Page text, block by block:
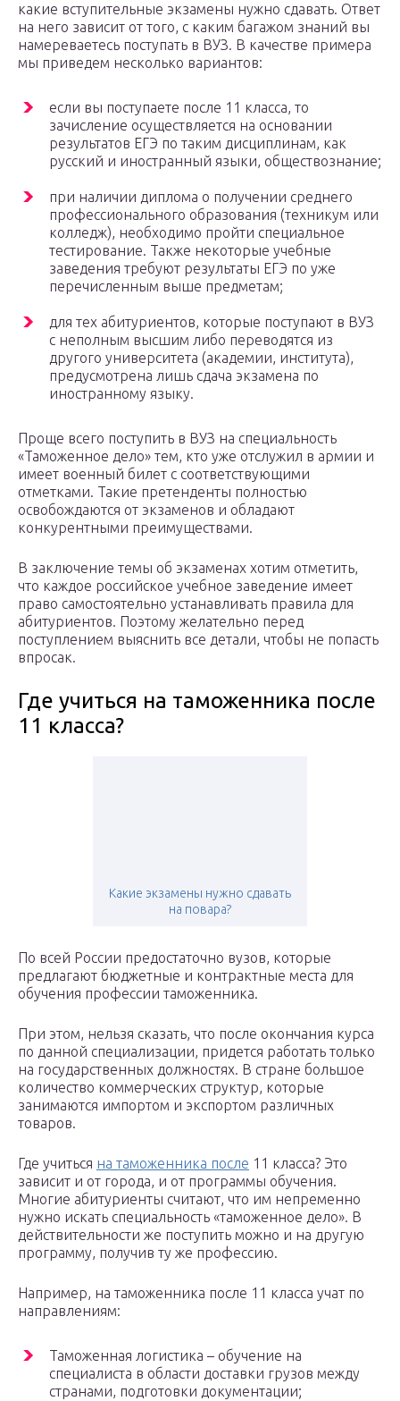
какие вступительные экзамены нужно сдавать. Ответ
на него зависит от того, с каким багажом знаний вы
намереваетесь поступать в ВУЗ. В качестве примера
мы приведем несколько вариантов:
если вы поступаете после 11 класса, то
зачисление осуществляется на основании
результатов ЕГЭ по таким дисциплинам, как
русский и иностранный языки, обществознание;
при наличии диплома о получении среднего
профессионального образования (техникум или
колледж), необходимо пройти специальное
тестирование. Также некоторые учебные
заведения требуют результаты ЕГЭ по уже
перечисленным выше предметам;
для тех абитуриентов, которые поступают в ВУЗ
с неполным высшим либо переводятся из
другого университета (академии, института),
предусмотрена лишь сдача экзамена по
иностранному языку.
Проще всего поступить в ВУЗ на специальность
«Таможенное дело» тем, кто уже отслужил в армии и
имеет военный билет с соответствующими
отметками. Такие претенденты полностью
освобождаются от экзаменов и обладают
конкурентными преимуществами.
В заключение темы об экзаменах хотим отметить,
что каждое российское учебное заведение имеет
право самостоятельно устанавливать правила для
абитуриентов. Поэтому желательно перед
поступлением выяснить все детали, чтобы не попасть
впросак.
Где учиться на таможенника после
11 класса?
Какие экзамены нужно сдавать
на повара?
По всей России предостаточно вузов, которые
предлагают бюджетные и контрактные места для
обучения профессии таможенника.
При этом, нельзя сказать, что после окончания курса
по данной специализации, придется работать только
на государственных должностях. В стране большое
количество коммерческих структур, которые
занимаются импортом и экспортом различных
товаров.
Где учиться на таможенника после 11 класса? Это
зависит и от города, и от программы обучения.
Многие абитуриенты считают, что им непременно
нужно искать специальность «таможенное дело». В
действительности же поступить можно и на другую
программу, получив ту же профессию.
Например, на таможенника после 11 класса учат по
направлениям:
Таможенная логистика – обучение на
специалиста в области доставки грузов между
странами, подготовки документации;